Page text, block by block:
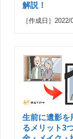
解説！
［作成日］2022/
生前に遺影を
るメリット3